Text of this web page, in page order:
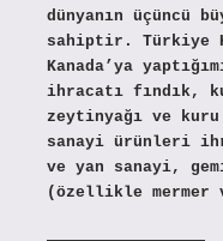
dünyanın üçüncü
sahiptir. Türkiye
Kanada’ya
ihracatı fındık,
zeytinyağı ve
sanayi ürünleri
ve yan sanayi,
(özellikle mermer